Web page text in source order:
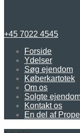
+45 7022 4545
Forside
Ydelser
Søg ejendom
Køberkartotek
Om os
Solgte
Kontakt os
En del af